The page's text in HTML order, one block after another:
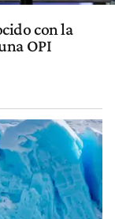
con la
OPI